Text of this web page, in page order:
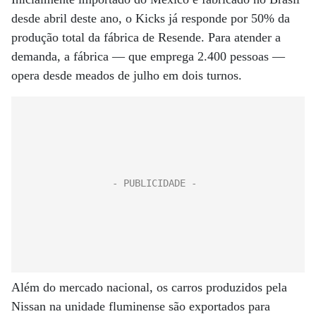
desde abril deste ano, o Kicks já responde por 50% da
produção total da fábrica de Resende. Para atender a
demanda, a fábrica — que emprega 2.400 pessoas —
opera desde meados de julho em dois turnos.
Além do mercado nacional, os carros produzidos pela
Nissan na unidade fluminense são exportados para